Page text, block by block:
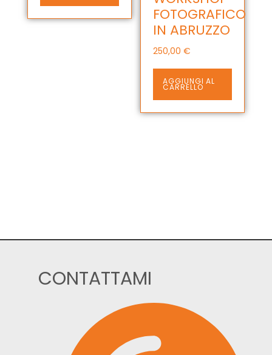
20,00 €
a
FOTOGRAFICO
IN ABRUZZO
250,00€
AGGIUNGI AL
CARRELLO
CONTATTAMI